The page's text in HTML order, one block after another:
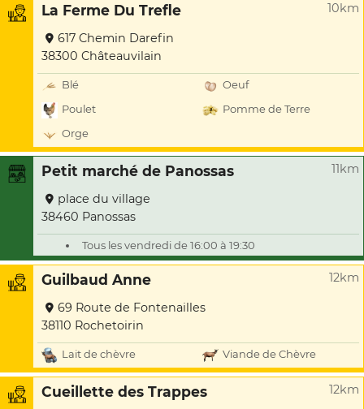
La Ferme Du Trefle 10km
617 Chemin Darefin
38300 Châteauvilain
Blé
Oeuf
Poulet
Pomme de Terre
Orge
Petit marché de Panossas 11km
place du village
38460 Panossas
Tous les vendredi de 16:00 à 19:30
Guilbaud Anne 12km
69 Route de Fontenailles
38110 Rochetoirin
Lait de chèvre Viande de Chèvre
Cueillette des Trappes 12km